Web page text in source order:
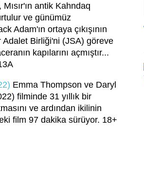
antik Kahndaq
ve günümüz
Adam'ın ortaya çıkışının
Adalet Birliği'ni (JSA) göreve
kapılarını açmıştır...
Emma Thompson ve Daryl
filminde 31 yıllık bir
ve ardından ikilinin
film 97 dakika sürüyor. 18+